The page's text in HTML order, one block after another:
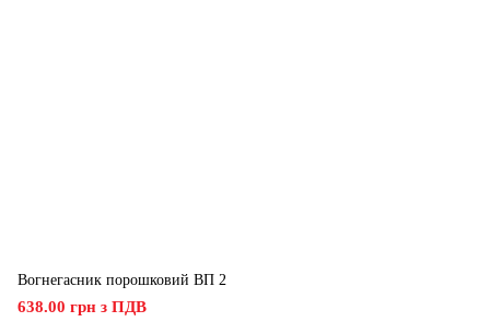
Вогнегасник порошковий ВП 2
638.00 грн з ПДВ